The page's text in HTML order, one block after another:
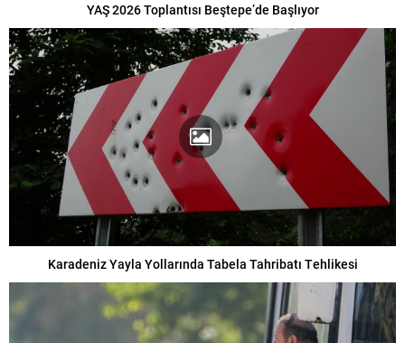
YAŞ 2026 Toplantısı Beştepe’de Başlıyor
Karadeniz Yayla Yollarında Tabela Tahribatı Tehlikesi